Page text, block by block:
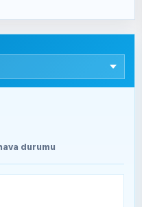
(10-24
durumu